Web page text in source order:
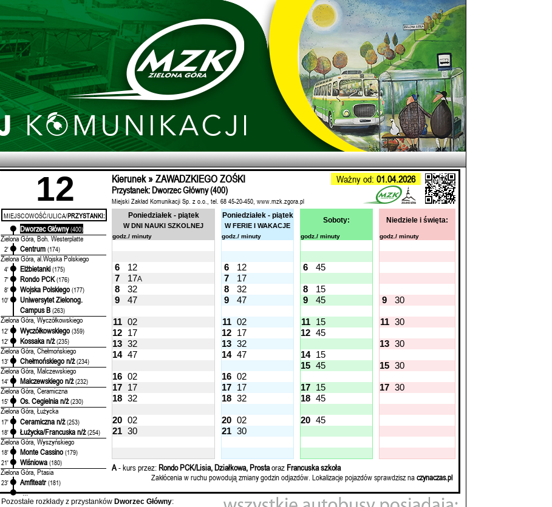
12 Kierunek » ZAWADZKIEGO ZOŚKI Ważny od: 01.04.2026
Przystanek: Dworzec Główny (400)
Miejski Zakład Komunikacji Sp. z o.o., tel. 68 45-20-450, www.mzk.zgora.pl
MIEJSCOWOŚĆ/ULICA/PRZYSTANKI:
Dworzec Główny (400)
Zielona Góra, Boh. Westerplatte
2' Centrum (174)
Zielona Góra, al.Wojska Polskiego
4' Elżbietanki (175)
7'
Rondo PCK (176)
8'
Wojska Polskiego (177)
10'
Uniwersytet Zielonog.
Campus B (263)
Zielona Góra, Wyczółkowskiego
12' Wyczółkowskiego (359)
12'
Kossaka n/ż (235)
Zielona Góra, Chełmońskiego
13' Chełmońskiego n/ż (234)
Zielona Góra, Malczewskiego
14' Malczewskiego n/ż (232)
Zielona Góra, Ceramiczna
15' Os. Cegielnia n/ż (230)
Zielona Góra, Łużycka
17' Ceramiczna n/ż (253)
18'
Łużycka/Francuska n/ż (254)
Zielona Góra, Wyszyńskiego
18' Monte Cassino (179)
21'
Wiśniowa (180)
Zielona Góra, Ptasia
23' Amfiteatr (181)
...
Poniedziałek - piątek
W DNI NAUKI SZKOLNEJ
Poniedziałek - piątek
W FERIE I WAKACJE
Soboty: Niedziele i święta:
godz./ minuty godz./ minuty godz./ minuty godz./ minuty
6 12 6 12 6
45
7
17A 7
17
8
32 8 32 8
15
9
47 9 47 9 45 9 30
11 02 11 02 11 15 11 30
12 17 12 17 12 45
13 32 13 32 13 30
14 47 14 47 14 15
15 45 15 30
16 02 16 02
17 17 17 17 17 15 17 30
18 32 18 32 18 45
20 02 20 02 20 45
21 30 21 30
A- kurs przez:Rondo PCK/Lisia, Działkowa, Prostaoraz Francuska szkoła
Zakłócenia w ruchu powodują zmiany godzin odjazdów. Lokalizacje pojazdów sprawdzisz naczynaczas.pl
Pozostałe rozkłady z przystanków Dworzec Główny: